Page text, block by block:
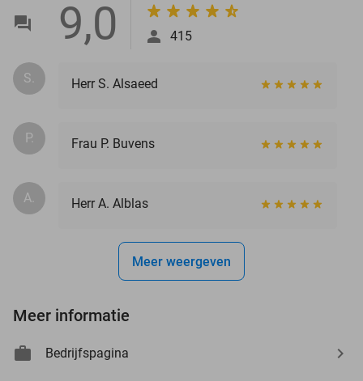
9,0 415
S. Herr S. Alsaeed
P. Frau P. Buvens
A. Herr A. Alblas
Meer weergeven
Meer informatie
Bedrijfspagina